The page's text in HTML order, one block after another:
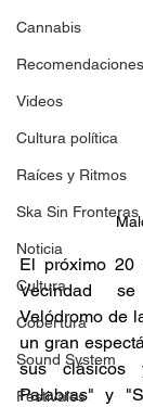
Cannabis
Recomendaciones
Videos
Cultura política
Raíces y Ritmos
Ska Sin Fronteras
Noticia
Cultura
Cobertura
Sound System
Festivales
El próximo 20
Vecindad
Velódromo de
un gran
sus
Palabras" y